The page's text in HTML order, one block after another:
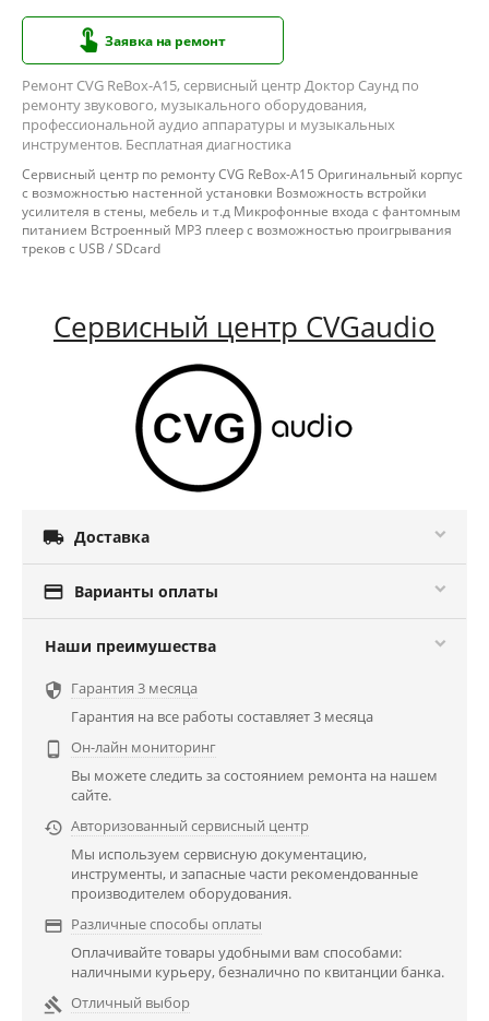
Заявка на ремонт
Ремонт CVG ReBox-A15, сервисный центр Доктор Саунд по
ремонту звукового, музыкального оборудования,
профессиональной аудио аппаратуры и музыкальных
инструментов. Бесплатная диагностика
Сервисный центр по ремонту CVG ReBox-A15 Оригинальный корпус
с возможностью настенной установки Возможность встройки
усилителя в стены, мебель и т.д Микрофонные входа с фантомным
питанием Встроенный MP3 плеер с возможностью проигрывания
треков с USB / SDcard
Сервисный центр CVGaudio
 Доставка
 Варианты оплаты
Наши преимушества
 Гарантия 3 месяца
Гарантия на все работы составляет 3 месяца

Он-лайн мониторинг
Вы можете следить за состоянием ремонта на нашем
сайте.
 Авторизованный сервисный центр
Мы используем сервисную документацию,
инструменты, и запасные части рекомендованные
производителем оборудования.
 Различные способы оплаты
Оплачивайте товары удобными вам способами:
наличными курьеру, безналично по квитанции банка.
 Отличный выбор